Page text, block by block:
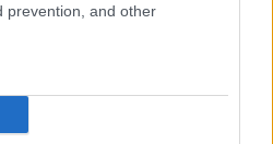
prevention, and other
un futbolista recomendable
por rotaciones o bajas.